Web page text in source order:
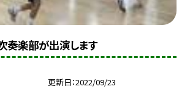
奏楽部が出演します
更新日 2022/09/23